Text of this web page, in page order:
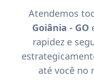
Atendemos
Goiânia - GO
rapidez e
até você no